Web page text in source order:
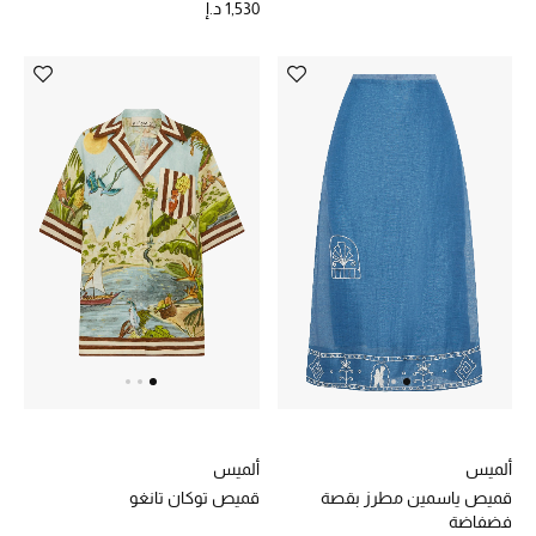
أحذية مختارة
تسوقوا الأحذية
الجمال
خصومات
جميع مستحضرات الجمال
الجديد في عالم الجمال
الأكثر مبيعاً
العطور
1,530 د.إ
ألميس
قميص ياسمين مطرز بقصة
فضفاضة
ألميس
قميص توكان تانغو